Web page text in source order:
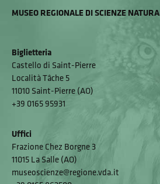
MUSEO REGIONALE DI SCIENZE
Biglietteria
Castello di Saint-Pierre
Località Tâche 5
11010 Saint-Pierre (AO)
+39 0165 95931
Uffici
Frazione Chez Borgne 3
11015 La Salle (AO)
museoscienze@regione.vda.it